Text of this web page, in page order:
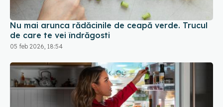
05 feb 2026, 18:54